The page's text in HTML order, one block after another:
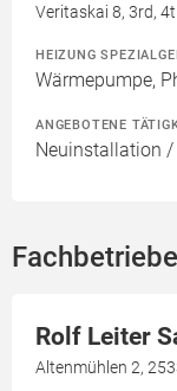
Veritaskai 8, 3rd,
HEIZUNG
Wärmepumpe,
ANGEBOTENE
Neuinstallation /
Rolf Leiter
Altenmühlen 2,